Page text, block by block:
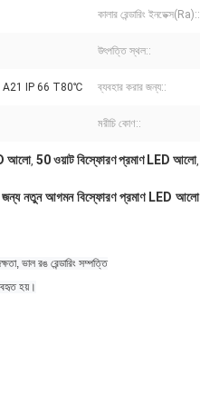
কালার রেন্ডারিং ইনডেক্স(Ra)::
উৎপত্তি স্থল::
A21 IP 66 T80℃ ব্যবহার করার জন্য::
মরীচি কোণ::
আলো, 50 ওয়াট বিস্ফোরণ প্রমাণ LED আলো,
জন্য নতুন আগমন বিস্ফোরণ প্রমাণ LED আলো
ভাল রঙ রেন্ডারিং সম্পত্তি
হয়।